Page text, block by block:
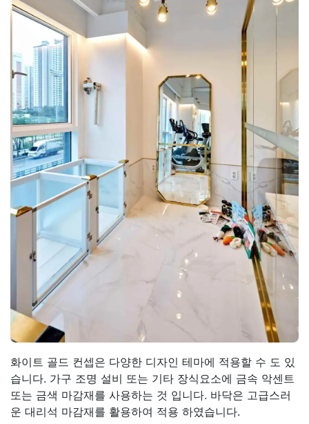
화이트 골드 컨셉은 다양한 디자인 테마에 적용할 수 도 있
습니다. 가구 조명 설비 또는 기타 장식요소에 금속 악센트
또는 금색 마감재를 사용하는 것 입니다. 바닥은 고급스러
운 대리석 마감재를 활용하여 적용 하였습니다.